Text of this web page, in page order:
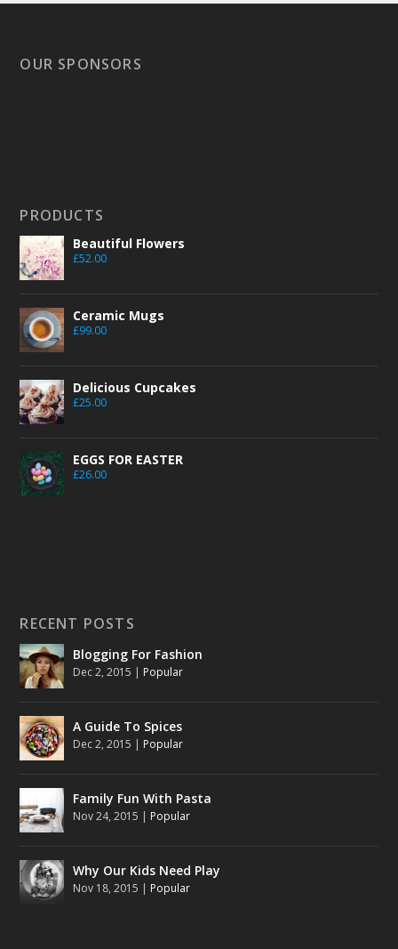
OUR SPONSORS
PRODUCTS
Beautiful Flowers
£52.00
Ceramic Mugs
£99.00
Delicious Cupcakes
£25.00
EGGS FOR EASTER
£26.00
RECENT POSTS
Blogging For Fashion
Dec 2, 2015 | Popular
A Guide To Spices
Dec 2, 2015 | Popular
Family Fun With Pasta
Nov 24, 2015 | Popular
Why Our Kids Need Play
Nov 18, 2015 | Popular